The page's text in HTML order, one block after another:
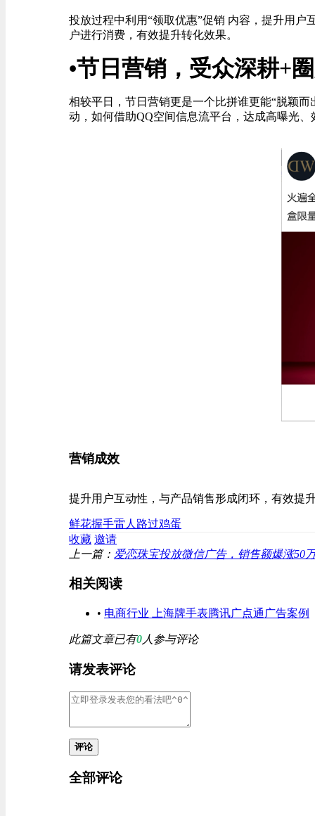
投放过程中利用“领取优惠”促销 内容，提升用
户进行消费，有效提升转化效果。
•节日营销，受众深耕+
相较平日，节日营销更是一个比拼谁更能“脱颖
动，如何借助QQ空间信息流平台，达成高曝光
营销成效
提升用户互动性，与产品销售形成闭环，有效提
鲜花握手雷人 路过鸡蛋
收藏 邀请
上一篇： 爱恋珠宝投放微信广告，销售额爆涨50
相关阅读
• 电商行业 上海牌手表腾讯广点通广告案例
此篇文章已有0 人参与评论
请发表评论
评论
全部评论